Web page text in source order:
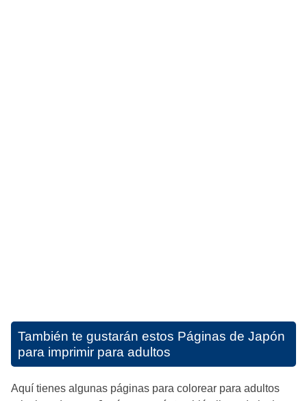
También te gustarán estos Páginas de Japón
para imprimir para adultos
Aquí tienes algunas páginas para colorear para adultos